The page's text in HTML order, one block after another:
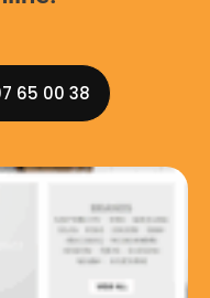
65 00 38